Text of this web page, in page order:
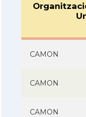
CAMON
CAMON
CAMON